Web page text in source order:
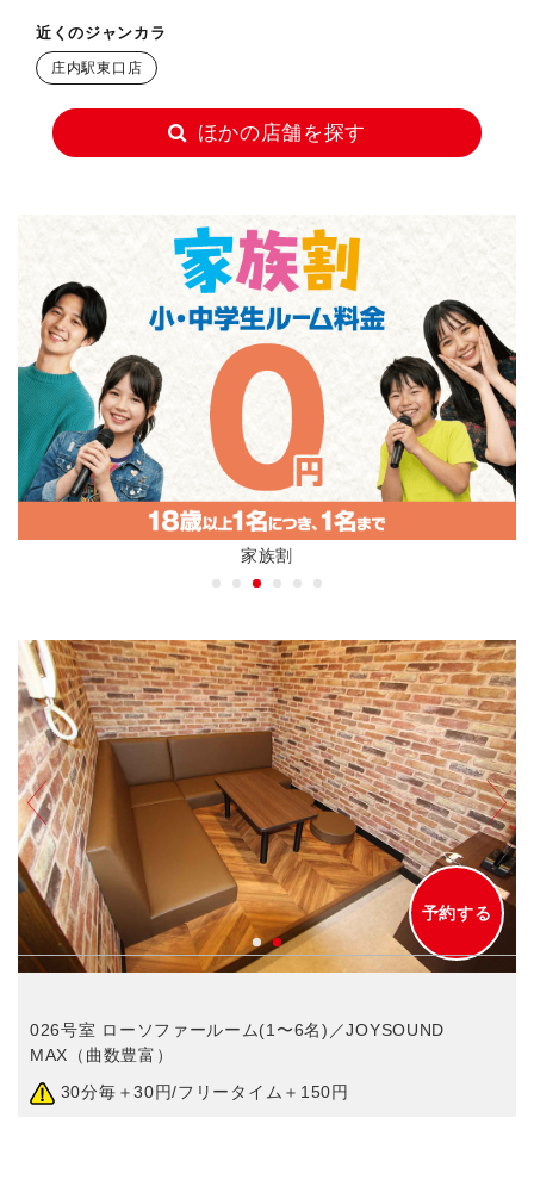
近くのジャンカラ
庄内駅東口店
ほかの店舗を探す
アニバーサリープラン
予約する
026号室 ローソファールーム(1〜6名)／JOYSOUND
MAX（曲数豊富）
30分毎＋30円/フリータイム＋150円